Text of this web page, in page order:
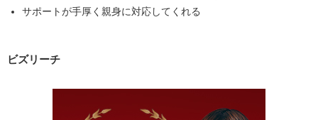
サポートが手厚く親身に対応してくれる
ビズリーチ